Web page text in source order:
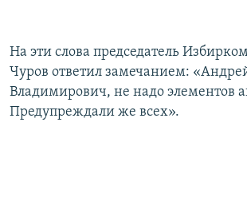
На эти слова председатель
Чуров ответил замечанием:
Владимирович, не надо элементов
Предупреждали же всех».